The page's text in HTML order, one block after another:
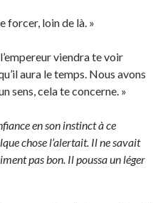
forcer, loin de là. »
viendra te voir
aura le temps. Nous avons
sens, cela te concerne. »
en son instinct à ce
chose l’alertait. Il ne savait
pas bon. Il poussa un léger